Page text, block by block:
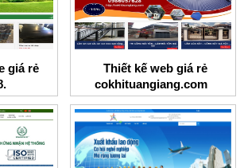
giá rẻ
Thiết kế web giá rẻ
cokhituangiang.com